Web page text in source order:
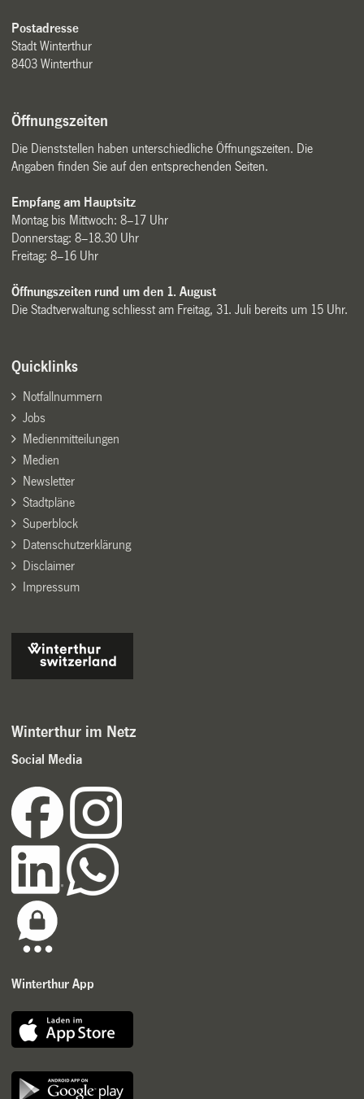
Postadresse
Stadt Winterthur
8403 Winterthur
Öffnungszeiten
Die Dienststellen haben unterschiedliche Öffnungszeiten. Die
Angaben finden Sie auf den entsprechenden Seiten.
Empfang am Hauptsitz
Montag bis Mittwoch: 8–17 Uhr
Donnerstag: 8–18.30 Uhr
Freitag: 8–16 Uhr
Öffnungszeiten rund um den 1. August
Die Stadtverwaltung schliesst am Freitag, 31. Juli bereits um 15 Uhr.
Quicklinks
Notfallnummern
Jobs
Medienmitteilungen
Medien
Newsletter
Stadtpläne
Superblock
Datenschutzerklärung
Disclaimer
Impressum
Winterthur im Netz
Social Media
Winterthur App